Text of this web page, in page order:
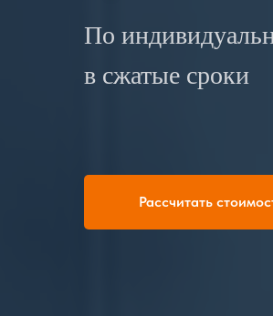
По
в сжатые сроки
Рассчитать